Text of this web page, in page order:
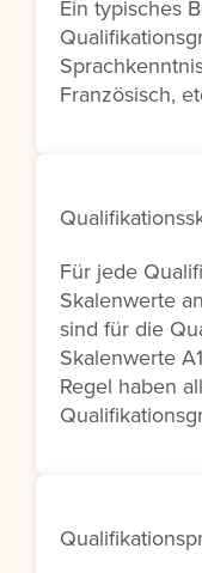
Ein typisches
Französisch,
Für jede
Skalenwerte
sind für die
Skalenwerte
Regel haben